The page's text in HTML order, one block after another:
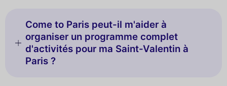
Come to Paris peut-il m'aider à
organiser un programme complet
d'activités pour ma Saint-Valentin à
Paris ?